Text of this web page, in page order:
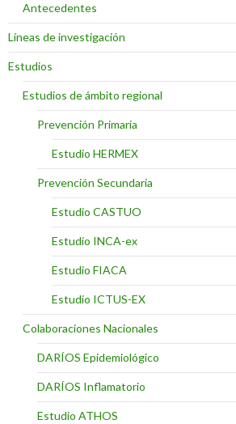
Antecedentes
Líneas de investigación
Estudios
Estudios de ámbito regional
Prevención Primaria
Estudio HERMEX
Prevención Secundaria
Estudio CASTUO
Estudio INCA-ex
Estudio FIACA
Estudio ICTUS-EX
Colaboraciones Nacionales
DARÍOS Epidemiológico
DARÍOS Inflamatorio
Estudio ATHOS